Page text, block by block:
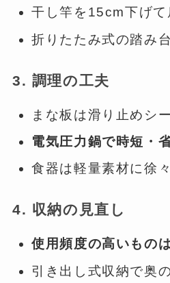
干し竿を15cm下げ
折りたたみ式の踏み
3. 調理の工夫
まな板は滑り止めシ
電気圧力鍋で時短・
食器は軽量素材に徐
4. 収納の見直し
使用頻度の高いもの
引き出し式収納で奥